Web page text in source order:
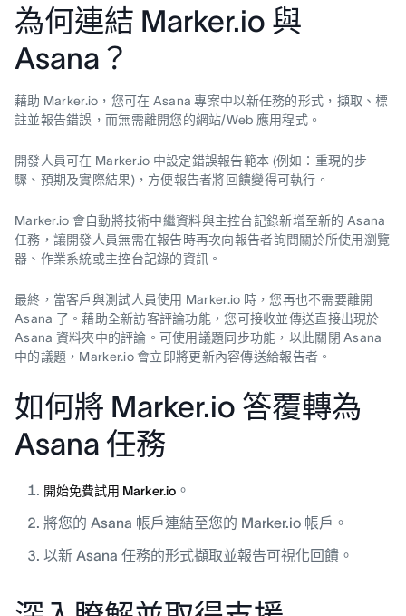
為何連結 Marker.io 與
Asana？
藉助 Marker.io，您可在 Asana 專案中以新任務的形式，擷取、標
註並報告錯誤，而無需離開您的網站/Web 應用程式。
開發人員可在 Marker.io 中設定錯誤報告範本 (例如：重現的步
驟、預期及實際結果)，方便報告者將回饋變得可執行。
Marker.io 會自動將技術中繼資料與主控台記錄新增至新的 Asana
任務，讓開發人員無需在報告時再次向報告者詢問關於所使用瀏覽
器、作業系統或主控台記錄的資訊。
最終，當客戶與測試人員使用 Marker.io 時，您再也不需要離開
Asana 了。藉助全新訪客評論功能，您可接收並傳送直接出現於
Asana 資料夾中的評論。可使用議題同步功能，以此關閉 Asana
中的議題，Marker.io 會立即將更新內容傳送給報告者。
如何將 Marker.io 答覆轉為
Asana 任務
開始免費試用 Marker.io 。
將您的 Asana 帳戶連結至您的 Marker.io 帳戶。
以新 Asana 任務的形式擷取並報告可視化回饋。